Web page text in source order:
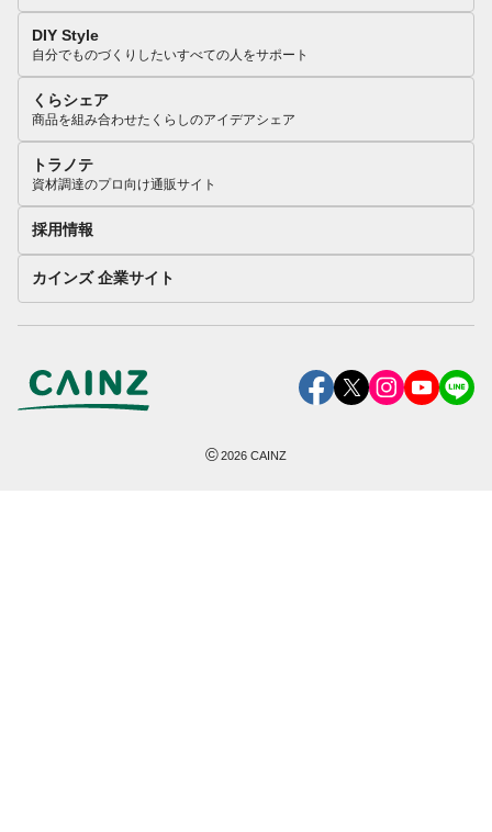
DIY Style
自分でものづくりしたいすべての人をサポート
くらシェア
商品を組み合わせたくらしのアイデアシェア
トラノテ
資材調達のプロ向け通販サイト
採用情報
カインズ 企業サイト
©2026 CAINZ